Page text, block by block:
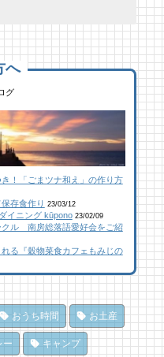
に行こう！
洋センター
域の素材からはじめる物
たゆかり
揃う、鮮度抜群の南房総
安房國テレビ】
ゆかり
所があった！| かじか橋
KURO
、海辺を楽しく散策でき
ト
ゆかり
に行こう！
洋センター
行ってきた！「コロコロ
町
りか
域の素材からはじめる物
たゆかり
所があった！| かじか橋
KURO
揃う、鮮度抜群の南房総
安房國テレビ】
ゆかり
るならココ！南房総のお
とめ【2】
芙蓉
！館山のケーキ屋さん
美
【２】
山市）
love
所があった！| かじか橋
SEA KURO
！天然ところてん専門店
青木」
みりか
へ
グ
！「ごまツナ和え」の作り方
存食作り 23/03/12
イニング kūpono 23/02/09
ル 南房総落語愛好会をご紹
る『穀物菜食カフェもみじの
おうち時間 お土産
ー キャンプ